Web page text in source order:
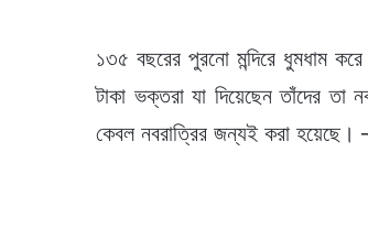
১৩৫ বছরের পুরনো মন্দিরে ধুমধাম
টাকা ভক্তরা যা দিয়েছেন তাঁদের তা
কেবল নবরাত্রির জন্যই করা হয়েছে।